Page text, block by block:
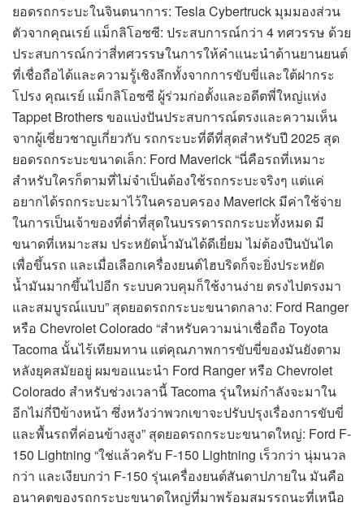
ยอดรถกระบะในจินตนาการ: Tesla Cybertruck มุมมองส่วน
ตัวจากคุณเรย์ แม็กลิโอซซี: ประสบการณ์กว่า 4 ทศวรรษ ด้วย
ประสบการณ์กว่าสี่ทศวรรษในการให้คำแนะนำด้านยานยนต์
ที่เชื่อถือได้และความรู้เชิงลึกทั้งจากการขับขี่และใต้ฝากระ
โปรง คุณเรย์ แม็กลิโอซซี ผู้ร่วมก่อตั้งและอดีตพี่ใหญ่แห่ง
Tappet Brothers ขอแบ่งปันประสบการณ์ตรงและความเห็น
จากผู้เชี่ยวชาญเกี่ยวกับ รถกระบะที่ดีที่สุดสำหรับปี 2025 สุด
ยอดรถกระบะขนาดเล็ก: Ford Maverick “นี่คือรถที่เหมาะ
สำหรับใครก็ตามที่ไม่จำเป็นต้องใช้รถกระบะจริงๆ แต่แค่
อยากได้รถกระบะมาไว้ในครอบครอง Maverick มีค่าใช้จ่าย
ในการเป็นเจ้าของที่ต่ำที่สุดในบรรดารถกระบะทั้งหมด มี
ขนาดที่เหมาะสม ประหยัดน้ำมันได้ดีเยี่ยม ไม่ต้องปีนบันได
เพื่อขึ้นรถ และเมื่อเลือกเครื่องยนต์ไฮบริดก็จะยิ่งประหยัด
น้ำมันมากขึ้นไปอีก ระบบควบคุมก็ใช้งานง่าย ตรงไปตรงมา
และสมบูรณ์แบบ” สุดยอดรถกระบะขนาดกลาง: Ford Ranger
หรือ Chevrolet Colorado “สำหรับความน่าเชื่อถือ Toyota
Tacoma นั้นไร้เทียมทาน แต่คุณภาพการขับขี่ของมันยังตาม
หลังยุคสมัยอยู่ ผมขอแนะนำ Ford Ranger หรือ Chevrolet
Colorado สำหรับช่วงเวลานี้ Tacoma รุ่นใหม่กำลังจะมาใน
อีกไม่กี่ปีข้างหน้า ซึ่งหวังว่าพวกเขาจะปรับปรุงเรื่องการขับขี่
และพื้นรถที่ค่อนข้างสูง” สุดยอดรถกระบะขนาดใหญ่: Ford F-
150 Lightning “ใช่แล้วครับ F-150 Lightning เร็วกว่า นุ่มนวล
กว่า และเงียบกว่า F-150 รุ่นเครื่องยนต์สันดาปภายใน มันคือ
อนาคตของรถกระบะขนาดใหญ่ที่มาพร้อมสมรรถนะที่เหนือ